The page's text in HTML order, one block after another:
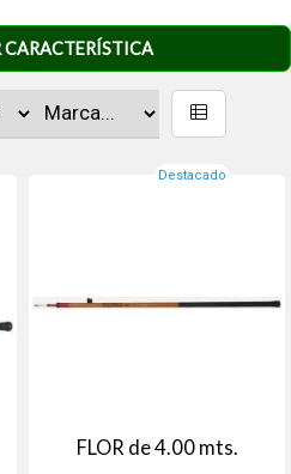
CARACTERÍSTICA
Destacado
FLOR de 4.00 mts.